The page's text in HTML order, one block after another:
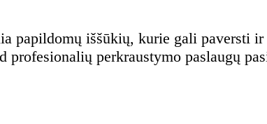
profesionalių perkraustymo paslaugų